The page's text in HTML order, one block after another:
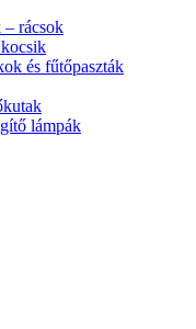
– rácsok
és fűtőpaszták
lámpák